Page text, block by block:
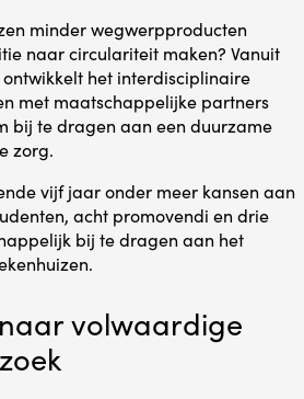
minder wegwerpproducten
naar circulariteit maken? Vanuit
het interdisciplinaire
met maatschappelijke partners
bij te dragen aan een duurzame
zorg.
vijf jaar onder meer kansen aan
acht promovendi en drie
bij te dragen aan het
volwaardige